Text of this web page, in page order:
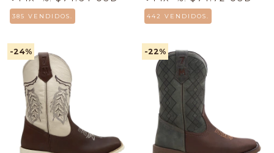
385 VENDIDOS. 442 VENDIDOS.
-24% -22%